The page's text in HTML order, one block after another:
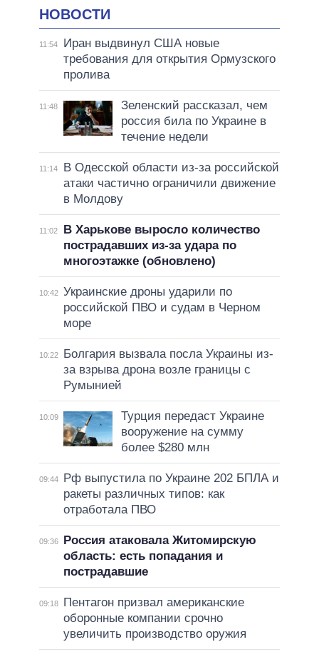
НОВОСТИ
11:54
Иран выдвинул США новые
требования для открытия Ормузского
пролива
11:48
Зеленский рассказал, чем
россия била по Украине в
течение недели
11:14
В Одесской области из-за российской
атаки частично ограничили движение
в Молдову
11:02
В Харькове выросло количество
пострадавших из-за удара по
многоэтажке (обновлено)
10:42 Украинские дроны ударили по
российской ПВО и судам в Черном
море
10:22
Болгария вызвала посла Украины из-
за взрыва дрона возле границы с
Румынией
10:09
Турция передаст Украине
вооружение на сумму
более $280 млн
09:44
Рф выпустила по Украине 202 БПЛА и
ракеты различных типов: как
отработала ПВО
09:36
Россия атаковала Житомирскую
область: есть попадания и
пострадавшие
09:18
Пентагон призвал американские
оборонные компании срочно
увеличить производство оружия